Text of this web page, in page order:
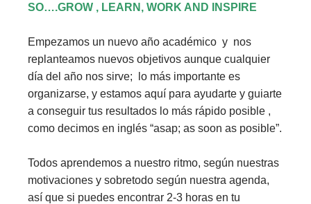
SO….GROW , LEARN, WORK AND INSPIRE
Empezamos un nuevo año académico y nos
replanteamos nuevos objetivos aunque cualquier
día del año nos sirve; lo más importante es
organizarse, y estamos aquí para ayudarte y guiarte
a conseguir tus resultados lo más rápido posible ,
como decimos en inglés “asap; as soon as posible”.
Todos aprendemos a nuestro ritmo, según nuestras
motivaciones y sobretodo según nuestra agenda,
así que si puedes encontrar 2-3 horas en tu